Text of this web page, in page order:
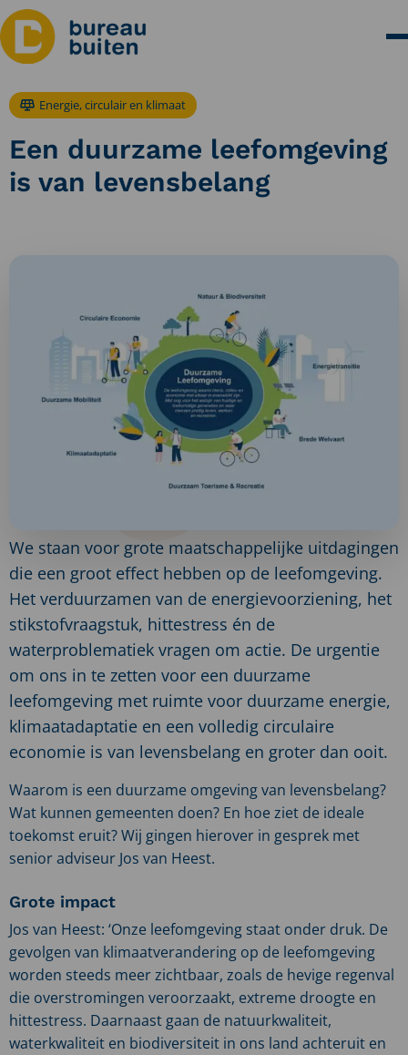
Energie, circulair en klimaat
Een duurzame leefomgeving
is van levensbelang
We staan voor grote maatschappelijke uitdagingen
die een groot effect hebben op de leefomgeving.
Het verduurzamen van de energievoorziening, het
stikstofvraagstuk, hittestress én de
waterproblematiek vragen om actie. De urgentie
om ons in te zetten voor een duurzame
leefomgeving met ruimte voor duurzame energie,
klimaatadaptatie en een volledig circulaire
economie is van levensbelang en groter dan ooit.
Waarom is een duurzame omgeving van levensbelang?
Wat kunnen gemeenten doen? En hoe ziet de ideale
toekomst eruit? Wij gingen hierover in gesprek met
senior adviseur Jos van Heest.
Grote impact
Jos van Heest: ‘Onze leefomgeving staat onder druk. De
gevolgen van klimaatverandering op de leefomgeving
worden steeds meer zichtbaar, zoals de hevige regenval
die overstromingen veroorzaakt, extreme droogte en
hittestress. Daarnaast gaan de natuurkwaliteit,
waterkwaliteit en biodiversiteit in ons land achteruit en